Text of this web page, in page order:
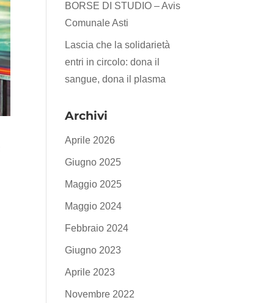
BORSE DI STUDIO – Avis
Comunale Asti
Lascia che la solidarietà
entri in circolo: dona il
sangue, dona il plasma
Archivi
Aprile 2026
Giugno 2025
Maggio 2025
Maggio 2024
Febbraio 2024
Giugno 2023
Aprile 2023
Novembre 2022